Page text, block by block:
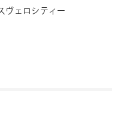
ヴェロシティー